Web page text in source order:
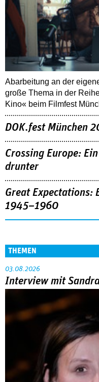
Abarbeitung an der
große Thema in der
Kino« beim Filmfest
DOK.fest München
Crossing Europe:
drunter
Great Expectations:
1945–1960
THEMEN
03.08.2026
Interview mit